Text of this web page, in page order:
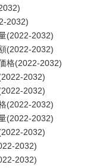
2032)
(2022-2032)
(2022-2032)
格(2022-2032)
2032)
2032)
(2022-2032)
(2022-2032)
2032)
2032)
2032)